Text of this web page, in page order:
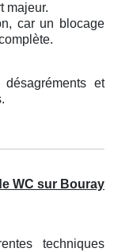
majeur.
car un blocage
et
WC sur Bouray
techniques